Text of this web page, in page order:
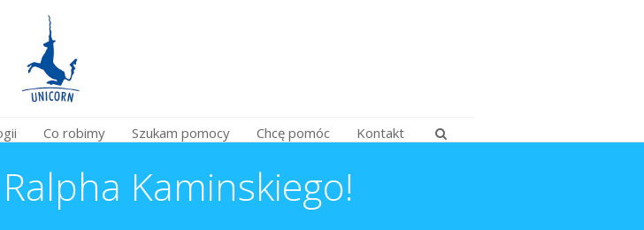
Co robimy Szukam pomocy Chcę pomóc Kontakt
Kaminskiego!